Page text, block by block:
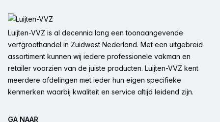
Luijten-VVZ is al decennia lang een toonaangevende
verfgroothandel in Zuidwest Nederland. Met een uitgebreid
assortiment kunnen wij iedere professionele vakman en
retailer voorzien van de juiste producten. Luijten-VVZ kent
meerdere afdelingen met ieder hun eigen specifieke
kenmerken waarbij kwaliteit en service altijd leidend zijn.
GA NAAR